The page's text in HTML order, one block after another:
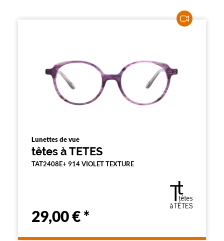
Lunettes de vue
têtes à TETES
TAT2408E+ 914 VIOLET TEXTURE
29,00 €*